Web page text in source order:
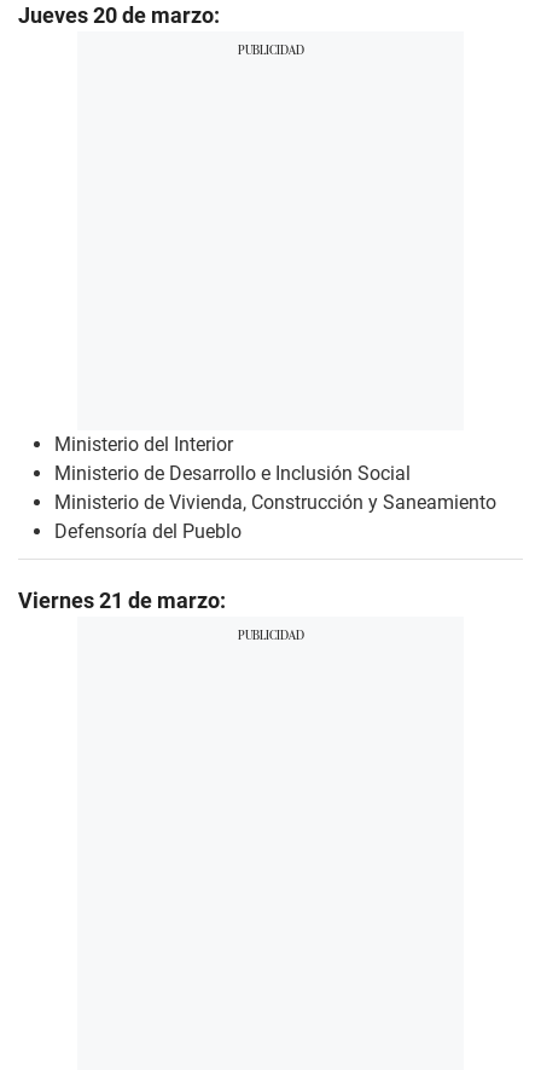
Jueves 20 de marzo:
Ministerio del Interior
Ministerio de Desarrollo e Inclusión Social
Ministerio de Vivienda, Construcción y Saneamiento
Defensoría del Pueblo
Viernes 21 de marzo: